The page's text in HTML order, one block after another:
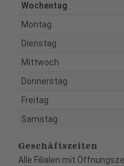
Wochentag
Montag
Dienstag
Mittwoch
Donnerstag
Freitag
Samstag
Geschäftszeiten
Alle Filialen mit